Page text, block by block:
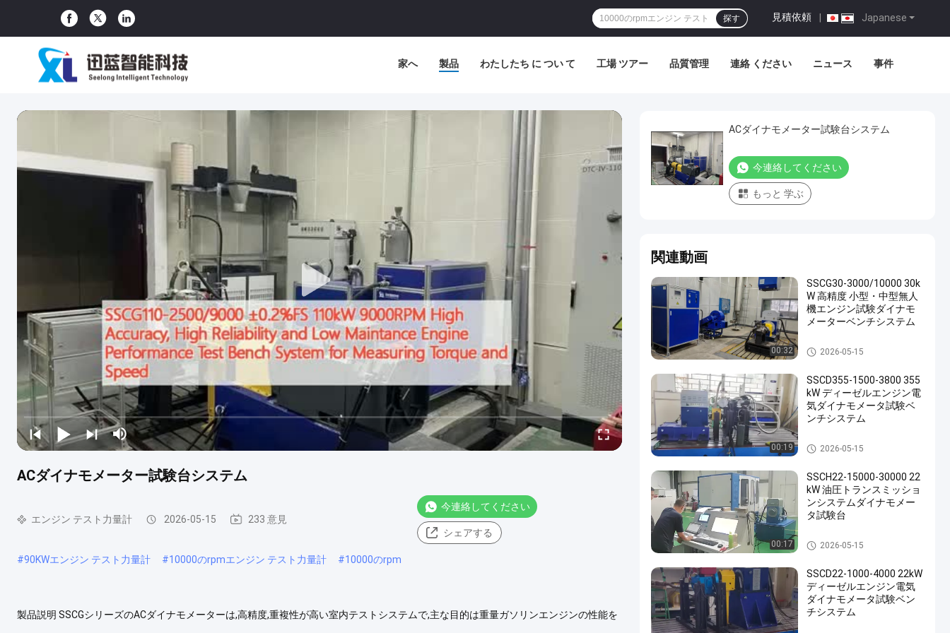
Japanese
見積依頼
探す
家へ 製品 わたしたち に つい て 工場 ツアー 品質管理 連絡 ください ニュース 事件
ACダイナモメーター試験台システム
エンジン テスト力量計 2026-05-15 233 意見
今連絡してください
シェアする
#90KWエンジン テスト力量計 #10000のrpmエンジン テスト力量計 #10000のrpm
製品説明 SSCGシリーズのACダイナモメーターは,高精度,重複性が高い室内テストシステムで,主な目的は重量ガソリンエンジンの性能を
ACダイナモメーター試験台システム
今連絡してください
もっと 学ぶ
関連動画
00:32
SSCG30-3000/10000 30k
W 高精度 小型・中型無人
機エンジン試験ダイナモ
メーターベンチシステム
エンジン テスト力量計
2026-05-15
00:19
SSCD355-1500-3800 355
kW ディーゼルエンジン電
気ダイナモメータ試験ベ
ンチシステム
エンジン テスト力量計
2026-05-15
00:17
SSCH22-15000-30000 22
kW 油圧トランスミッショ
ンシステムダイナモメー
タ試験台
エンジン テスト力量計
2026-05-15
SSCD22-1000-4000 22kW
ディーゼルエンジン電気
ダイナモメータ試験ベン
チシステム